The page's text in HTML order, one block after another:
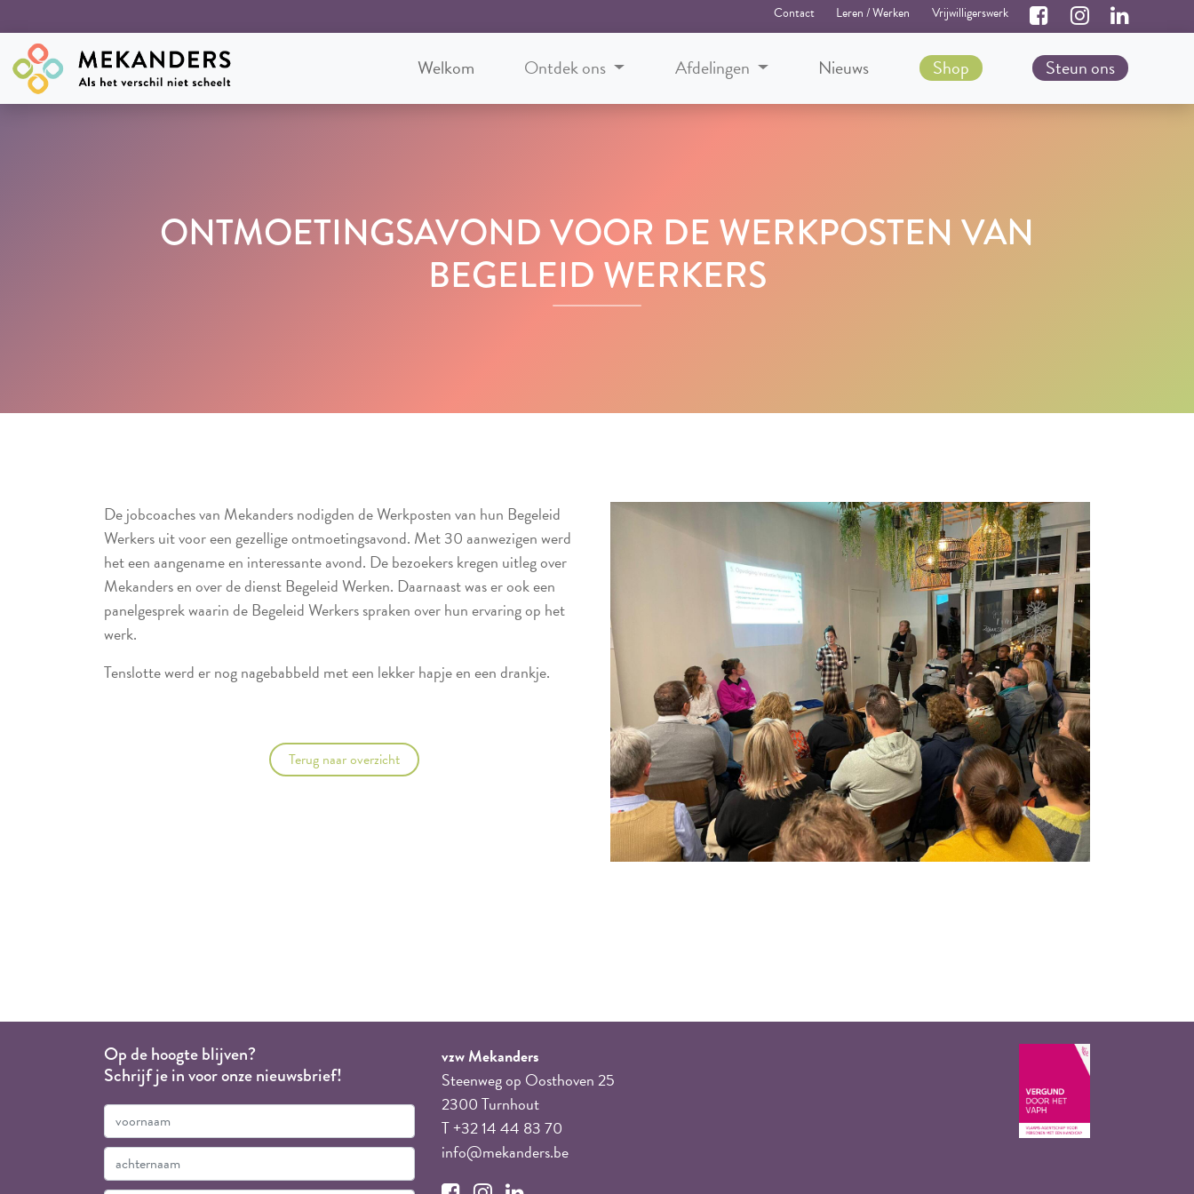
Contact Leren / Werken Vrijwilligerswerk
Welkom Ontdek ons Afdelingen Nieuws Shop Steun ons
ONTMOETINGSAVOND VOOR DE WERKPOSTEN VAN
BEGELEID WERKERS
De jobcoaches van Mekanders nodigden de Werkposten van hun Begeleid
Werkers uit voor een gezellige ontmoetingsavond. Met 30 aanwezigen werd
het een aangename en interessante avond. De bezoekers kregen uitleg over
Mekanders en over de dienst Begeleid Werken. Daarnaast was er ook een
panelgesprek waarin de Begeleid Werkers spraken over hun ervaring op het
werk.
Tenslotte werd er nog nagebabbeld met een lekker hapje en een drankje.
Terug naar overzicht
Op de hoogte blijven?
Schrijf je in voor onze nieuwsbrief!
vzw Mekanders
Steenweg op Oosthoven 25
2300 Turnhout
T +32 14 44 83 70
info@mekanders.be